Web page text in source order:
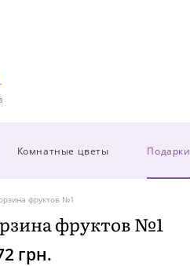
Комнатные цветы Подарки
фруктов №1
фруктов №1
грн.